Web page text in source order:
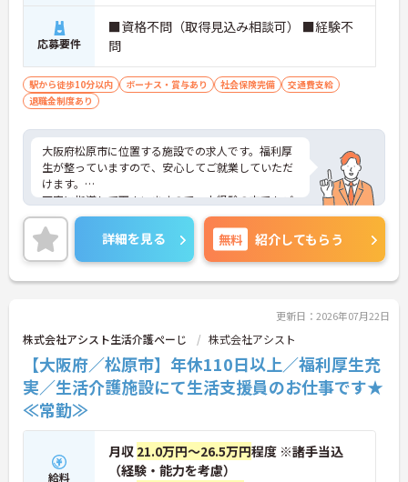
応募要件
■資格不問（取得見込み相談可） ■経験不
問
駅から徒歩10分以内 ボーナス・賞与あり 社会保険完備
交通費支給
退職金制度あり
大阪府松原市に位置する施設での求人です。福利厚
生が整っていますので、安心してご就業していただ
けます。
丁寧に指導して下さいますので、未経験の方でもご
応募可能です♪また、残業はほぼないのでプライベ
ートとの予定が立てやすいです！
ご興味のある方には、面接対策ポイントなど、さら
に詳細をお話しいたしますので、お気軽にご相談く
ださい。
詳細を見る 無料 紹介してもらう
更新日：2026年07月22日
株式会社アシスト生活介護ぺーじ 株式会社アシスト
【大阪府／松原市】年休110日以上／福利厚生充
実／生活介護施設にて生活支援員のお仕事です★
≪常勤≫
給料
月収 21.0万円～26.5万円程度 ※諸手当込
（経験・能力を考慮）